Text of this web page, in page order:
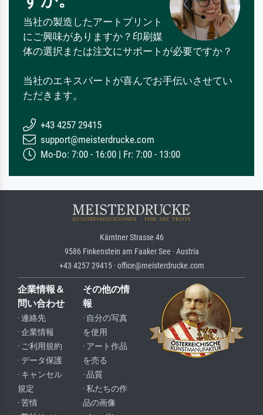
当社の製造したアートプリント
にご興味がありますか？印刷媒
体の選択または注文にサポートが必要ですか？
当社のエキスパートが喜んでお手伝いさせてい
ただきます。
+43 4257 29415
support@meisterdrucke.com
Mo-Do: 7:00 - 16:00 | Fr: 7:00 - 13:00
Kärntner Strasse 46
9586 Finkenstein am Faaker See · Austria
+43 4257 29415 · office@meisterdrucke.com
企業情報＆
問い合わせ
· 連絡先
· 企業情報
· ご利用規約
· データ保護
· キャンセル
規定
· 苦情
その他の情
報
· 自分の写真
を使用
· アート作品
を売る
· 品質
· 私たちの作
品の画像